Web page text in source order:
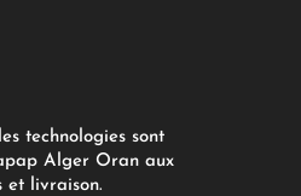
technologies sont
Alger Oran aux
et livraison.